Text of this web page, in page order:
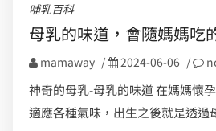
哺乳百科
母乳的味道，會隨媽媽吃
mamaway / 2024-06-06 /
神奇的母乳-母乳的味道 在媽媽懷
適應各種氣味，出生之後就是透過